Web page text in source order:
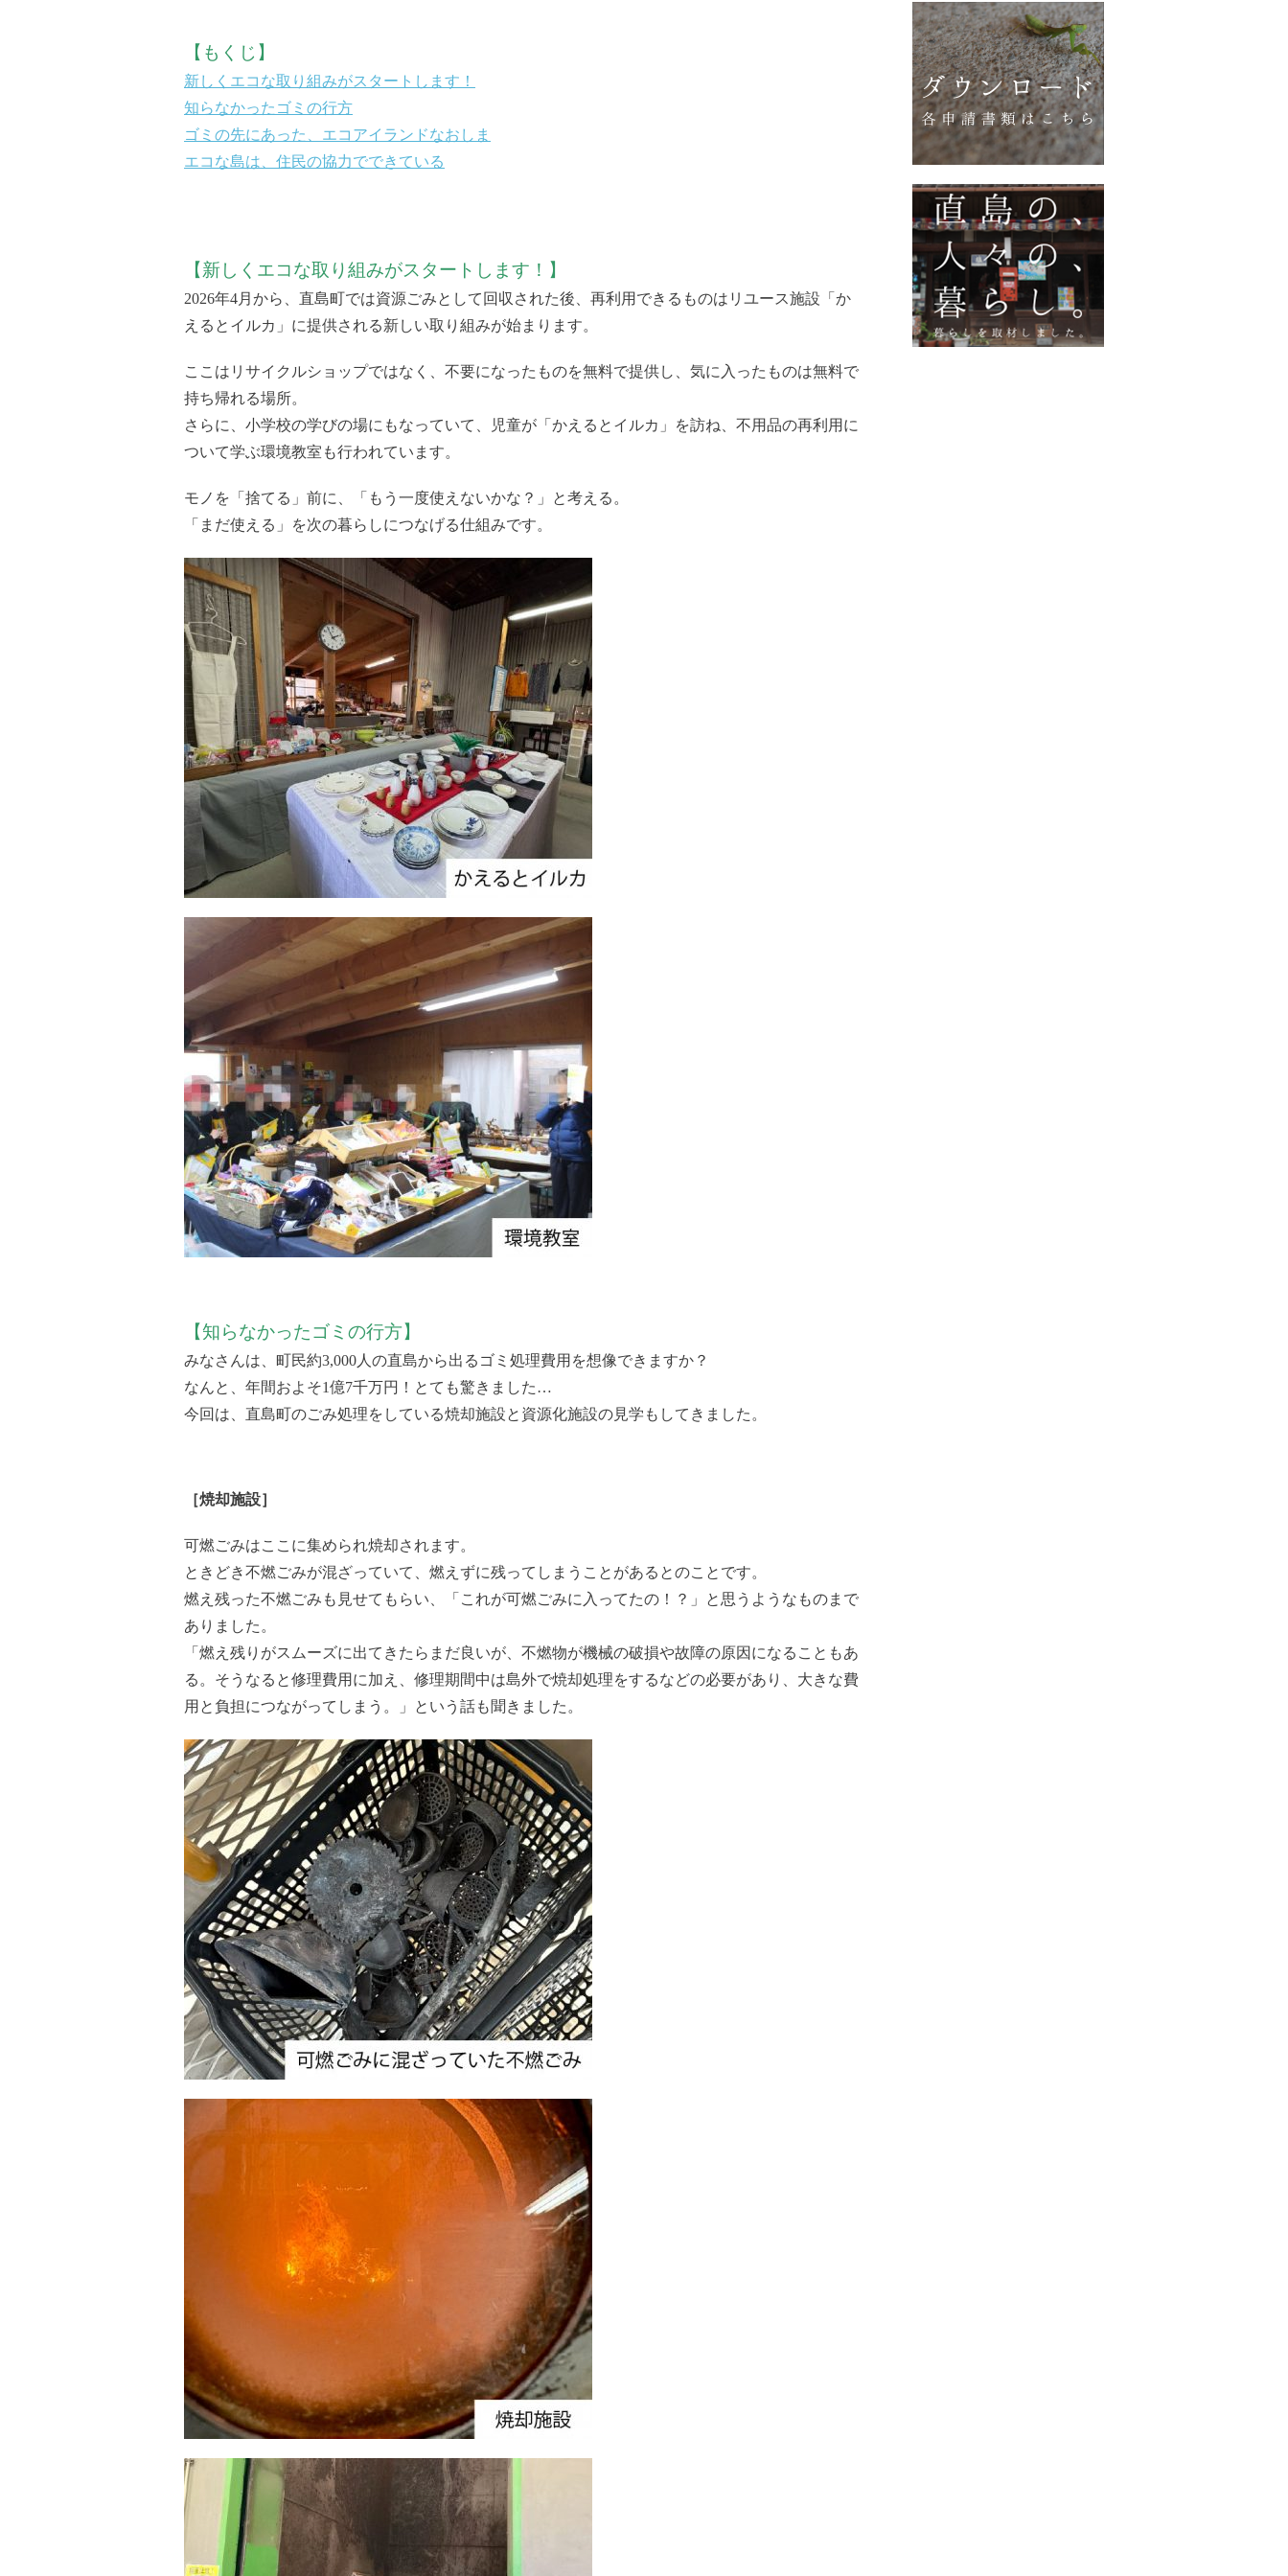
【もくじ】
新しくエコな取り組みがスタートします！
知らなかったゴミの行方
ゴミの先にあった、エコアイランドなおしま
エコな島は、住民の協力でできている
【新しくエコな取り組みがスタートします！】
2026年4月から、直島町では資源ごみとして回収された後、再利用できるものはリユース施設「か
えるとイルカ」に提供される新しい取り組みが始まります。
ここはリサイクルショップではなく、不要になったものを無料で提供し、気に入ったものは無料で
持ち帰れる場所。
さらに、小学校の学びの場にもなっていて、児童が「かえるとイルカ」を訪ね、不用品の再利用に
ついて学ぶ環境教室も行われています。
モノを「捨てる」前に、「もう一度使えないかな？」と考える。
「まだ使える」を次の暮らしにつなげる仕組みです。
【知らなかったゴミの行方】
みなさんは、町民約3,000人の直島から出るゴミ処理費用を想像できますか？
なんと、年間およそ1億7千万円！とても驚きました…
今回は、直島町のごみ処理をしている焼却施設と資源化施設の見学もしてきました。
［焼却施設］
可燃ごみはここに集められ焼却されます。
ときどき不燃ごみが混ざっていて、燃えずに残ってしまうことがあるとのことです。
燃え残った不燃ごみも見せてもらい、「これが可燃ごみに入ってたの！？」と思うようなものまで
ありました。
「燃え残りがスムーズに出てきたらまだ良いが、不燃物が機械の破損や故障の原因になることもあ
る。そうなると修理費用に加え、修理期間中は島外で焼却処理をするなどの必要があり、大きな費
用と負担につながってしまう。」
という話も聞きました。